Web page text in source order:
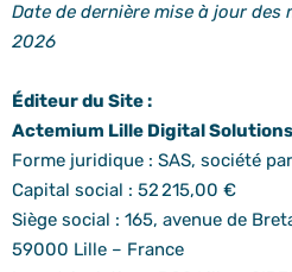
Date de dernière mise à jour des
2026
Éditeur du Site :
Actemium Lille Digital Solutions
Forme juridique : SAS, société
Capital social : 52 215,00 €
Siège social : 165, avenue de
59000 Lille – France